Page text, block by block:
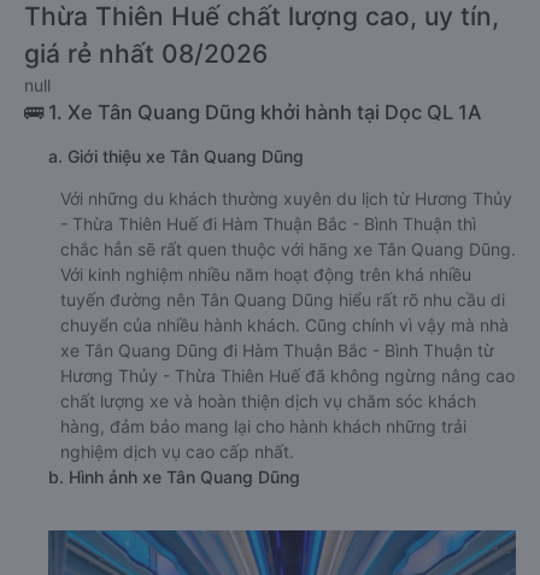
Thừa Thiên Huế chất lượng cao, uy tín,
giá rẻ nhất 08/2026
null
🚌 1. Xe Tân Quang Dũng khởi hành tại Dọc QL 1A
a. Giới thiệu xe Tân Quang Dũng
Với những du khách thường xuyên du lịch từ Hương Thủy
- Thừa Thiên Huế đi Hàm Thuận Bắc - Bình Thuận thì
chắc hẳn sẽ rất quen thuộc với hãng xe Tân Quang Dũng.
Với kinh nghiệm nhiều năm hoạt động trên khá nhiều
tuyến đường nên Tân Quang Dũng hiểu rất rõ nhu cầu di
chuyển của nhiều hành khách. Cũng chính vì vậy mà nhà
xe Tân Quang Dũng đi Hàm Thuận Bắc - Bình Thuận từ
Hương Thủy - Thừa Thiên Huế đã không ngừng nâng cao
chất lượng xe và hoàn thiện dịch vụ chăm sóc khách
hàng, đảm bảo mang lại cho hành khách những trải
nghiệm dịch vụ cao cấp nhất.
b. Hình ảnh xe Tân Quang Dũng